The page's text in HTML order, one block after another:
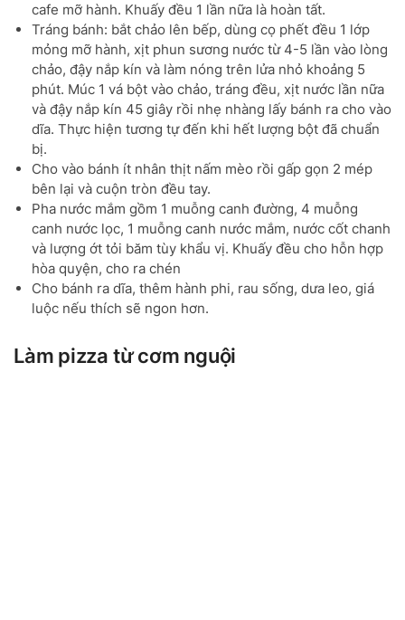
cafe mỡ hành. Khuấy đều 1 lần nữa là hoàn tất.
Tráng bánh: bắt chảo lên bếp, dùng cọ phết đều 1 lớp
mỏng mỡ hành, xịt phun sương nước từ 4-5 lần vào lòng
chảo, đậy nắp kín và làm nóng trên lửa nhỏ khoảng 5
phút. Múc 1 vá bột vào chảo, tráng đều, xịt nước lần nữa
và đậy nắp kín 45 giây rồi nhẹ nhàng lấy bánh ra cho vào
dĩa. Thực hiện tương tự đến khi hết lượng bột đã chuẩn
bị.
Cho vào bánh ít nhân thịt nấm mèo rồi gấp gọn 2 mép
bên lại và cuộn tròn đều tay.
Pha nước mắm gồm 1 muỗng canh đường, 4 muỗng
canh nước lọc, 1 muỗng canh nước mắm, nước cốt chanh
và lượng ớt tỏi băm tùy khẩu vị. Khuấy đều cho hỗn hợp
hòa quyện, cho ra chén
Cho bánh ra dĩa, thêm hành phi, rau sống, dưa leo, giá
luộc nếu thích sẽ ngon hơn.
Làm pizza từ cơm nguội